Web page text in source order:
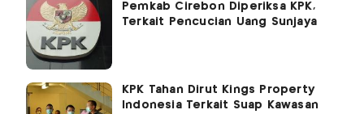
Pemkab Cirebon Diperiksa KPK,
Terkait Pencucian Uang Sunjaya
KPK Tahan Dirut Kings Property
Indonesia Terkait Suap Kawasan